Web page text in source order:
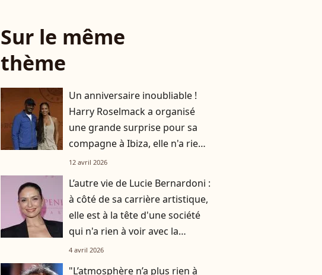
Sur le même
thème
Un anniversaire inoubliable !
Harry Roselmack a organisé
une grande surprise pour sa
compagne à Ibiza, elle n'a rien
vu venir
12 avril 2026
L’autre vie de Lucie Bernardoni :
à côté de sa carrière artistique,
elle est à la tête d'une société
qui n'a rien à voir avec la
musique
4 avril 2026
"L’atmosphère n’a plus rien à